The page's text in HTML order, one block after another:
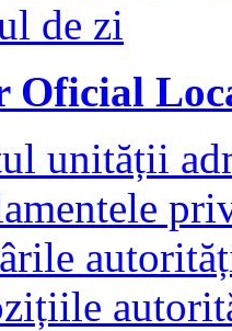
de zi
Oficial
unității